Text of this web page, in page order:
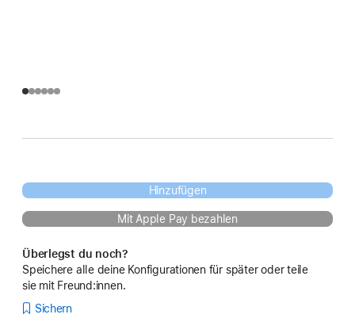
Hinzufügen
Mit Apple Pay bezahlen
Überlegst du noch?
Speichere alle deine Konfigurationen für später oder teile
sie mit Freund:innen.
Sichern